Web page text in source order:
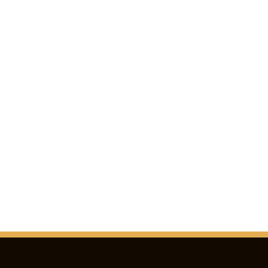
Chaque saison s'étend du mois de septembre à la fin du mois